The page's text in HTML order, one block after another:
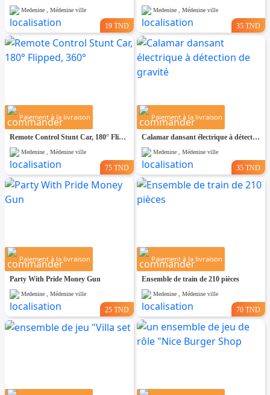
Medenine , Médenine ville
19 TND
Medenine , Médenine ville
35 TND
Paiement à la livraison
Remote Control Stunt Car, 180° Flipped, 360°
Medenine , Médenine ville
75 TND
Paiement à la livraison
Calamar dansant électrique à détection de gravité
Medenine , Médenine ville
35 TND
Paiement à la livraison
Party With Pride Money Gun
Medenine , Médenine ville
25 TND
Paiement à la livraison
Ensemble de train de 210 pièces
Medenine , Médenine ville
70 TND